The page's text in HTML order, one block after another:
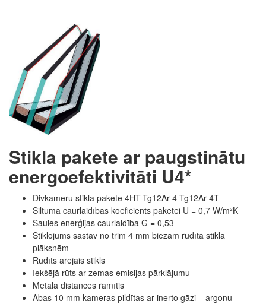
Stikla pakete ar paugstinātu
energoefektivitāti U4*
Divkameru stikla pakete 4HT-Tg12Ar-4-Tg12Ar-4T
Siltuma caurlaidības koeficients paketei U = 0,7 W/m²K
Saules enerģijas caurlaidība G = 0,53
Stiklojums sastāv no trim 4 mm biezām rūdīta stikla
plāksnēm
Rūdīts ārējais stikls
Iekšējā rūts ar zemas emisijas pārklājumu
Metāla distances rāmītis
Abas 10 mm kameras pildītas ar inerto gāzi – argonu